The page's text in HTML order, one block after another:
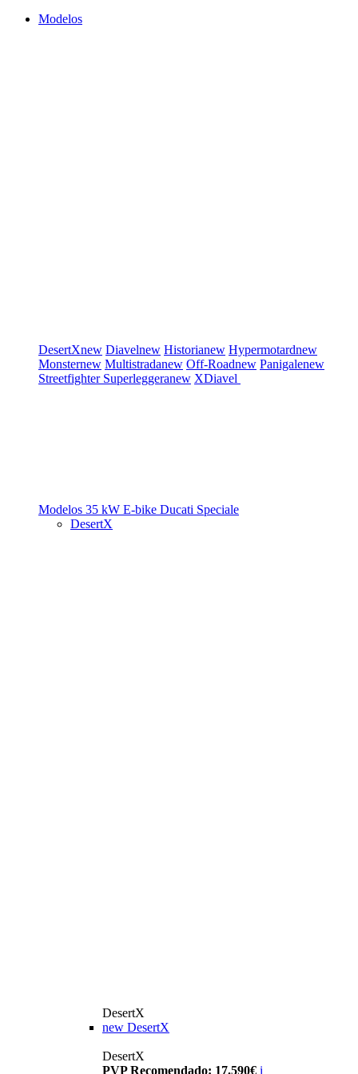
Modelos
DesertXnew Diavelnew Historianew Hypermotardnew
Monsternew Multistradanew Off-Roadnew Panigalenew
Streetfighter Superleggeranew XDiavel
Modelos 35 kW E-bike Ducati Speciale
DesertX
DesertX
new DesertX
DesertX
PVP Recomendado: 17.590€ i